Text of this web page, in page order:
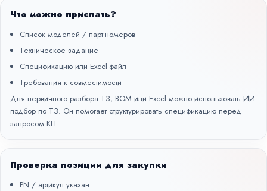
Что можно прислать?
Список моделей / парт-номеров
Техническое задание
Спецификацию или Excel-файл
Требования к совместимости
Для первичного разбора ТЗ, BOM или Excel можно использовать ИИ-
подбор по ТЗ. Он помогает структурировать спецификацию перед
запросом КП.
Проверка позиции для закупки
PN / артикул указан